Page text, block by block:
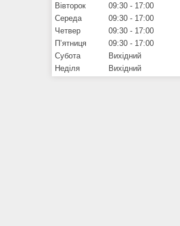
Вівторок
09:30
17:00
Середа
09:30
17:00
Четвер
09:30
17:00
Пʼятниця
09:30
17:00
Субота
Вихідний
Неділя
Вихідний